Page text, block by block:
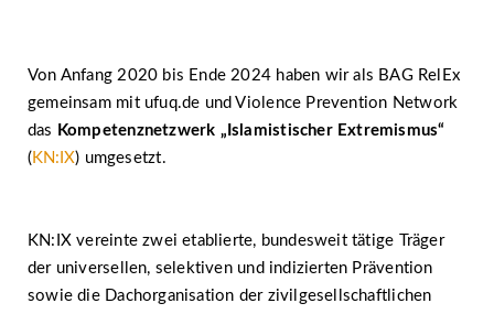
Von Anfang 2020 bis Ende 2024 haben wir als BAG RelEx
gemeinsam mit ufuq.de und Violence Prevention Network
das Kompetenznetzwerk „Islamistischer Extremismus“
( KN:IX) umgesetzt.
KN:IX vereinte zwei etablierte, bundesweit tätige Träger
der universellen, selektiven und indizierten Prävention
sowie die Dachorganisation der zivilgesellschaftlichen